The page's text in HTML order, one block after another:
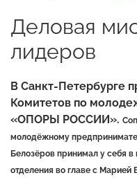
Деловая
лидеров
В Санкт-Петербурге
Комитетов по
«ОПОРЫ РОССИИ».
молодёжному
Белозёров принимал у себя в
отделения во главе с Марией